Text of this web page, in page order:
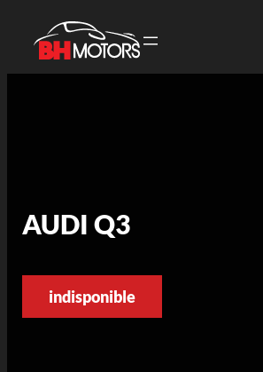
AUDI Q3
indisponible